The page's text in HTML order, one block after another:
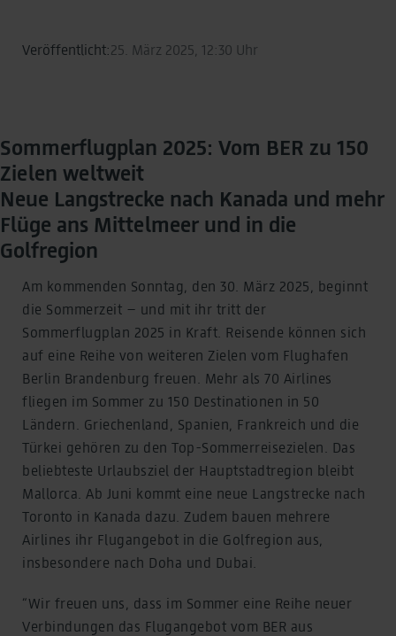
Veröffentlicht:25. März 2025, 12:30 Uhr
Sommerflugplan 2025: Vom BER zu 150
Zielen weltweit
Neue Langstrecke nach Kanada und mehr
Flüge ans Mittelmeer und in die
Golfregion
Am kommenden Sonntag, den 30. März 2025, beginnt
die Sommerzeit – und mit ihr tritt der
Sommerflugplan 2025 in Kraft. Reisende können sich
auf eine Reihe von weiteren Zielen vom Flughafen
Berlin Brandenburg freuen. Mehr als 70 Airlines
fliegen im Sommer zu 150 Destinationen in 50
Ländern. Griechenland, Spanien, Frankreich und die
Türkei gehören zu den Top-Sommerreisezielen. Das
beliebteste Urlaubsziel der Hauptstadtregion bleibt
Mallorca. Ab Juni kommt eine neue Langstrecke nach
Toronto in Kanada dazu. Zudem bauen mehrere
Airlines ihr Flugangebot in die Golfregion aus,
insbesondere nach Doha und Dubai.
“Wir freuen uns, dass im Sommer eine Reihe neuer
Verbindungen das Flugangebot vom BER aus